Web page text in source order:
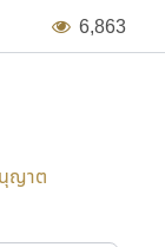
6,863
ญาต